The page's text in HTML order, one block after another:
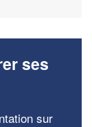
ses
sur